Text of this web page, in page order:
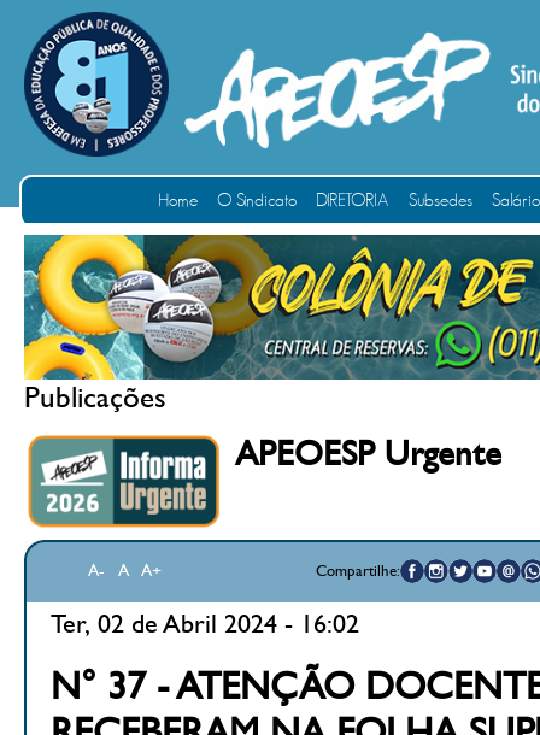
Home O Sindicato DIRETORIA Subsedes
Publicações
APEOESP Urgente
A- A A+ Compartilhe:
Ter, 02 de Abril 2024 - 16:02
N° 37 - ATENÇÃO